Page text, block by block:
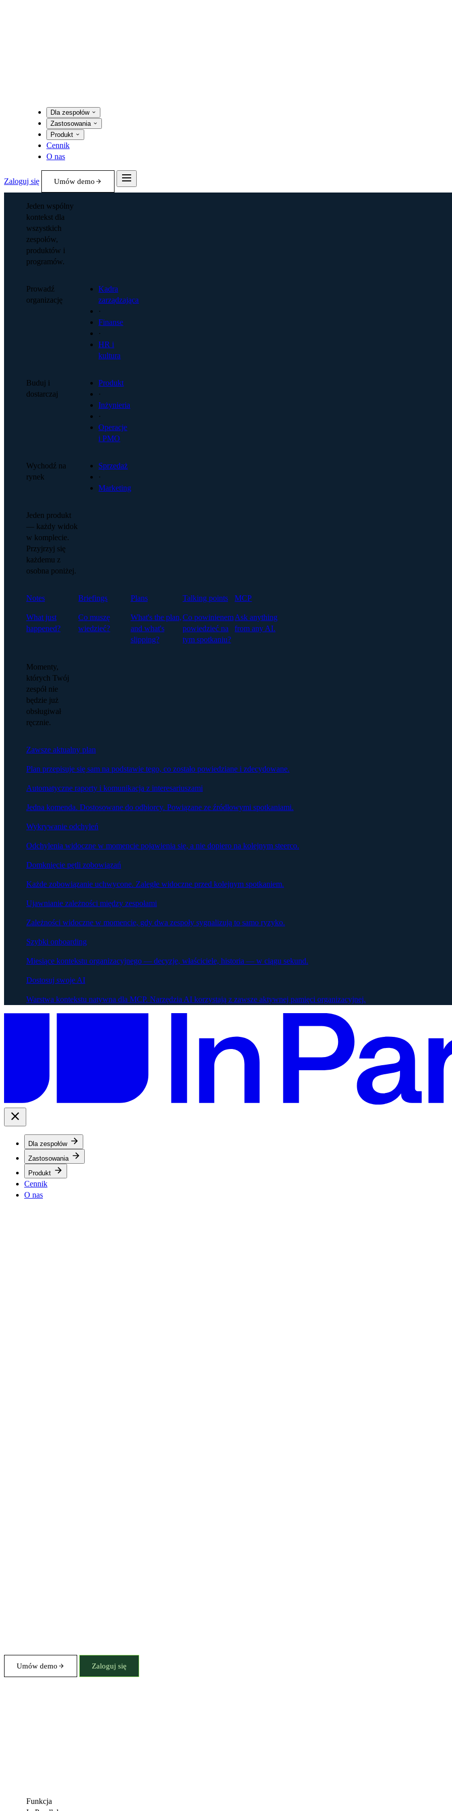
Dla zespołów
Zastosowania
Produkt
Cennik
O nas
Zaloguj się Umów demo
Jeden wspólny
kontekst dla
wszystkich
zespołów,
produktów i
programów.
Prowadź
organizację
Kadra
zarządzająca
·
Finanse
·
HR i
kultura
Buduj i
dostarczaj
Produkt
·
Inżynieria
·
Operacje
i PMO
Wychodź na
rynek
Sprzedaż
·
Marketing
Jeden produkt
— każdy widok
w komplecie.
Przyjrzyj się
każdemu z
osobna poniżej.
Notes
What just
happened?
Briefings
Co muszę
wiedzieć?
Plans
What's the plan,
and what's
slipping?
Talking points
Co powinienem
powiedzieć na
tym spotkaniu?
MCP
Ask anything
from any AI.
Momenty,
których Twój
zespół nie
będzie już
obsługiwał
ręcznie.
Zawsze aktualny plan
Plan przepisuje się sam na podstawie tego, co zostało powiedziane i zdecydowane.
Automatyczne raporty i komunikacja z interesariuszami
Jedna komenda. Dostosowane do odbiorcy. Powiązane ze źródłowymi spotkaniami.
Wykrywanie odchyleń
Odchylenia widoczne w momencie pojawienia się, a nie dopiero na kolejnym steerco.
Domknięcie pętli zobowiązań
Każde zobowiązanie uchwycone. Zaległe widoczne przed kolejnym spotkaniem.
Ujawnianie zależności między zespołami
Zależności widoczne w momencie, gdy dwa zespoły sygnalizują to samo ryzyko.
Szybki onboarding
Miesiące kontekstu organizacyjnego — decyzje, właściciele, historia — w ciągu sekund.
Dostosuj swoje AI
Warstwa kontekstu natywna dla MCP. Narzędzia AI korzystają z zawsze aktywnej pamięci organizacyjnej.
Dla zespołów
Zastosowania
Produkt
Cennik
O nas
Umów demo Zaloguj się
Funkcja